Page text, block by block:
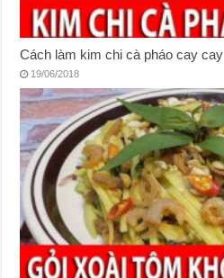
Cách làm kim chi cà pháo cay cay
19/06/2018